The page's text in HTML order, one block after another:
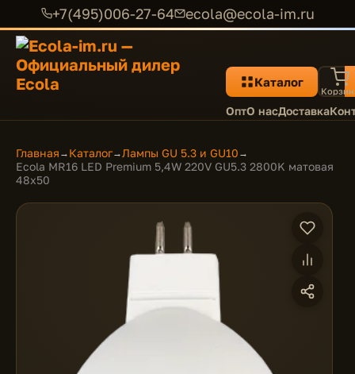
+7(495)006-27-64 ecola@ecola-im.ru
Каталог
ОптО насДоставка
Главная → Каталог→Лампы GU 5.3 и GU10 →
Ecola MR16 LED Premium 5,4W 220V GU5.3 2800K матовая
48x50